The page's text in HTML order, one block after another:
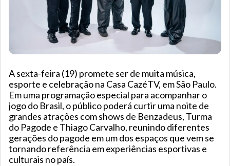
A sexta-feira (19) promete ser de muita música,
esporte e celebração na Casa CazéTV, em São Paulo.
Em uma programação especial para acompanhar o
jogo do Brasil, o público poderá curtir uma noite de
grandes atrações com shows de Benzadeus, Turma
do Pagode e Thiago Carvalho, reunindo diferentes
gerações do pagode em um dos espaços que vem se
tornando referência em experiências esportivas e
culturais no país.